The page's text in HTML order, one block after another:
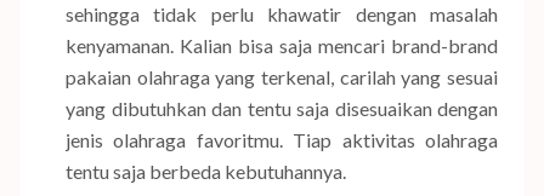
sehingga tidak perlu khawatir dengan masalah
kenyamanan. Kalian bisa saja mencari brand-brand
pakaian olahraga yang terkenal, carilah yang sesuai
yang dibutuhkan dan tentu saja disesuaikan dengan
jenis olahraga favoritmu. Tiap aktivitas olahraga
tentu saja berbeda kebutuhannya.